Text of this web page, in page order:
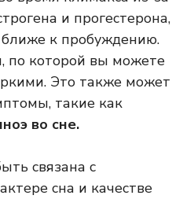
и прогестерона,
ближе к пробуждению.
по которой вы можете
Это также может
такие как
во сне.
связана с
сна и качестве